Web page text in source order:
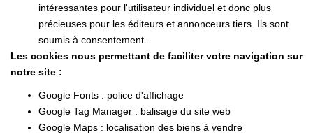
intéressantes pour l'utilisateur individuel et donc plus
précieuses pour les éditeurs et annonceurs tiers. Ils sont
soumis à consentement.
Les cookies nous permettant de faciliter votre navigation sur
notre site :
Google Fonts : police d'affichage
Google Tag Manager : balisage du site web
Google Maps : localisation des biens à vendre